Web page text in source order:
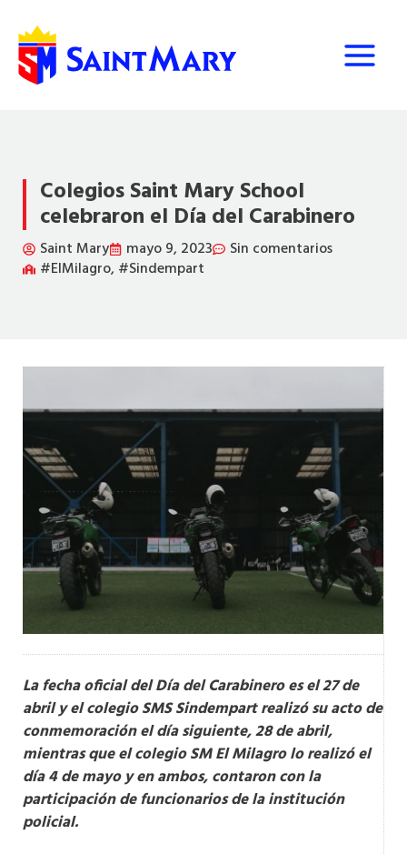
contenido
Colegios Saint Mary School
celebraron el Día del Carabinero
Saint Mary mayo 9, 2023
Sin comentarios
#ElMilagro, #Sindempart
La fecha oficial del Día del Carabinero es el 27 de
abril y el colegio SMS Sindempart realizó su acto de
conmemoración el día siguiente, 28 de abril,
mientras que el colegio SM El Milagro lo realizó el
día 4 de mayo y en ambos, contaron con la
participación de funcionarios de la institución
policial.